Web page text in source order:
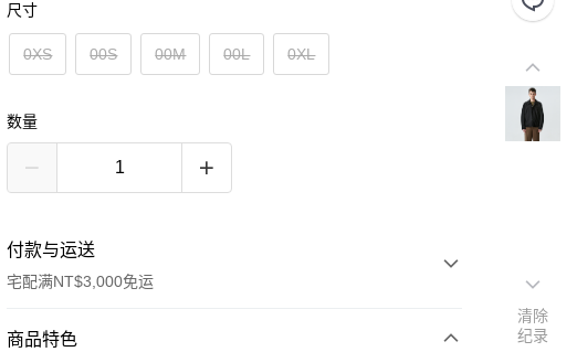
尺寸
0XS 00S 00M 00L 0XL
数量
付款与运送
宅配满NT$3,000免运
付款方式
商品特色
清除
纪录